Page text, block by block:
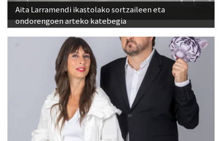
Aita Larramendi ikastolako sortzaileen eta
ondorengoen arteko katebegia